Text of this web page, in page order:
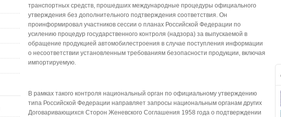
транспортных средств, прошедших международные процедуры официального
утверждения без дополнительного подтверждения соответствия. Он
проинформировал участников сессии о планах Российской Федерации по
усилению процедур государственного контроля (надзора) за выпускаемой в
обращение продукцией автомобилестроения в случае поступления информации
о несоответствии установленным требованиям безопасности продукции, включая
импортируемую.
В рамках такого контроля национальный орган по официальному утверждению
типа Российской Федерации направляет запросы национальным органам других
Договаривающихся Сторон Женевского Соглашения 1958 года о подтверждении